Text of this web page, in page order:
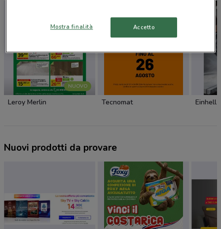
NUOVO
Leroy Merlin Tecnomat Einhell
Nuovi prodotti da provare
Mostra finalità Accetto